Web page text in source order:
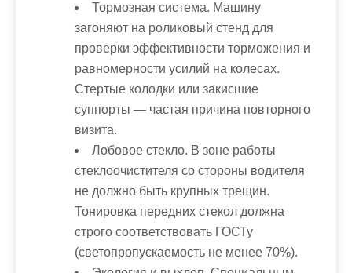
Тормозная система. Машину
загоняют на роликовый стенд для
проверки эффективности торможения и
равномерности усилий на колесах.
Стертые колодки или закисшие
суппорты — частая причина повторного
визита.
Лобовое стекло. В зоне работы
стеклоочистителя со стороны водителя
не должно быть крупных трещин.
Тонировка передних стекол должна
строго соответствовать ГОСТу
(светопропускаемость не менее 70%).